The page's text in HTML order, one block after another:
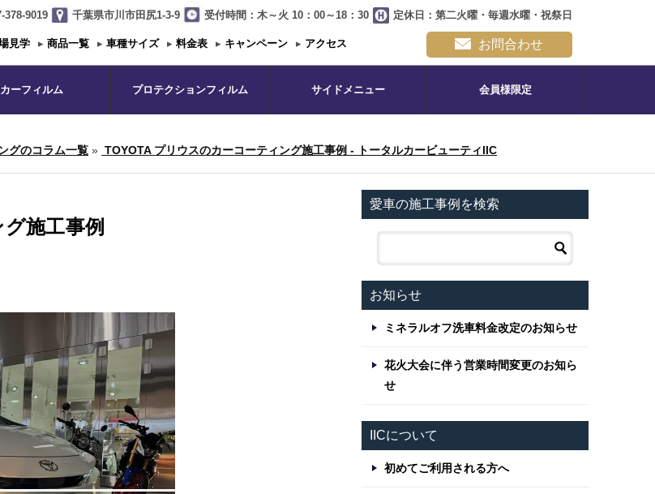
378-9019 千葉県市川市田尻1-3-9 受付時間：木～火 10：00～18：30 定休日：第二火曜・毎週水曜・祝祭日
見学 ▸ 商品一覧 ▸ 車種サイズ ▸ 料金表 ▸ キャンペーン ▸ アクセス お問合わせ
カーフィルム プロテクションフィルム サイドメニュー 会員様限定
グのコラム一覧 » TOYOTA プリウスのカーコーティング施工事例 - トータルカービューティIIC
施工事例
愛車の施工事例を検索
お知らせ
ミネラルオフ洗車料金改定のお知らせ
花火大会に伴う営業時間変更のお知ら
せ
IICについて
初めてご利用される方へ